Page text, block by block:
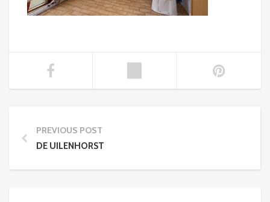
PREVIOUS POST
DE UILENHORST